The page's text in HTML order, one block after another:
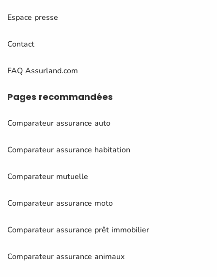
Espace presse
Contact
FAQ Assurland.com
Pages recommandées
Comparateur assurance auto
Comparateur assurance habitation
Comparateur mutuelle
Comparateur assurance moto
Comparateur assurance prêt immobilier
Comparateur assurance animaux